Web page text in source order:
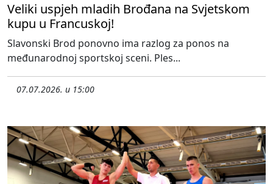
Veliki uspjeh mladih Brođana na Svjetskom
kupu u Francuskoj!
Slavonski Brod ponovno ima razlog za ponos na
međunarodnoj sportskoj sceni. Ples...
07.07.2026. u 15:00